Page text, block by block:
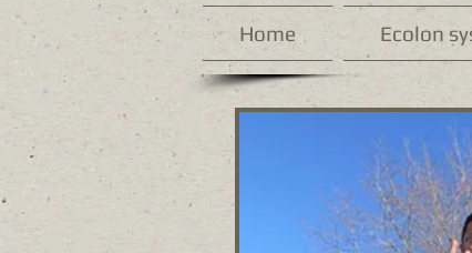
Home Ecolon